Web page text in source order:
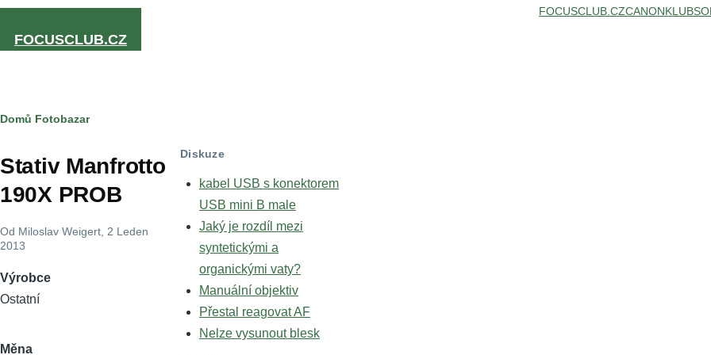
Přejít k hlavnímu obsahu
FOCUSCLUB.CZ
FOCUSCLUB.CZCANONKLUB
Drobečková
Domů Fotobazar
Stativ Manfrotto
190X PROB
Od Miloslav Weigert , 2 Leden
2013
Výrobce
Ostatní
Měna
Diskuze
kabel USB s konektorem
USB mini B male
Jaký je rozdíl mezi
syntetickými a
organickými vaty?
Manuální objektiv
Přestal reagovat AF
Nelze vysunout blesk